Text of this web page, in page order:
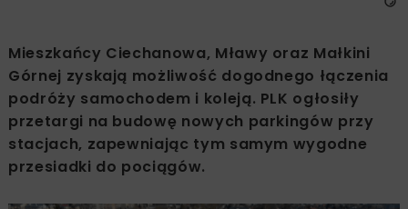
Mieszkańcy Ciechanowa, Mławy oraz Małkini
Górnej zyskają możliwość dogodnego łączenia
podróży samochodem i koleją. PLK ogłosiły
przetargi na budowę nowych parkingów przy
stacjach, zapewniając tym samym wygodne
przesiadki do pociągów.